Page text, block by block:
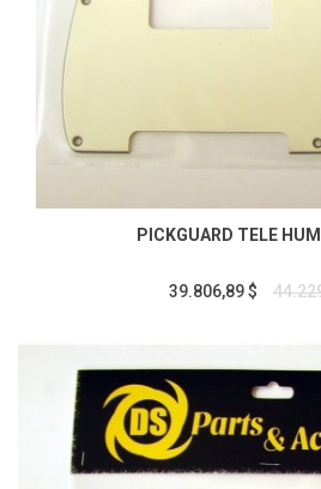
PICKGUARD TELE
39.806,89 $